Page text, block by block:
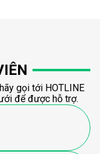
gọi tới HOTLINE
để được hỗ trợ.